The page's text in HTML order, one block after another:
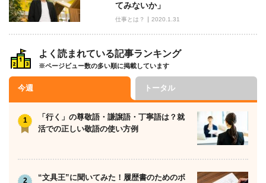
てみないか」
仕事とは？ 2020.1.31
よく読まれている記事ランキング
※ページビュー数の多い順に掲載しています
今週 トータル
「行く」の尊敬語・謙譲語・丁寧語は？就
活での正しい敬語の使い方例
“文具王”に聞いてみた！履歴書のためのボ